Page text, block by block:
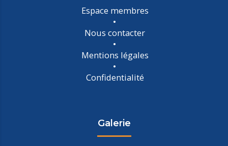
Espace membres
Nous contacter
Mentions légales
Confidentialité
Galerie